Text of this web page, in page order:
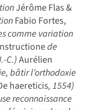
Jérôme Flas &
Fabio Fortes,
comme variation
de
C.)Aurélien
bâtir l’orthodoxie
haereticis, 1554)
reconnaissance